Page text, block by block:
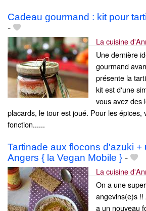
Cadeau gourmand : kit pour
-
La cuisine
Une dernière
gourmand
présente la
kit est d'une
vous avez des
placards, le tour est joué. Pour les épices,
fonction......
Tartinade aux flocons d'azuki +
Angers { la Vegan Mobile } -
La cuisine
On a une
angevins(e)s
a un nouveau